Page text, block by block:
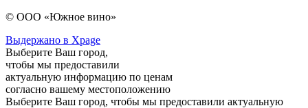
© ООО «Южное вино»
Выдержано в Xpage
Выберите Ваш город,
чтобы мы предоставили
актуальную информацию по ценам
согласно вашему местоположению
Выберите Ваш город, чтобы мы предоставили актуальную